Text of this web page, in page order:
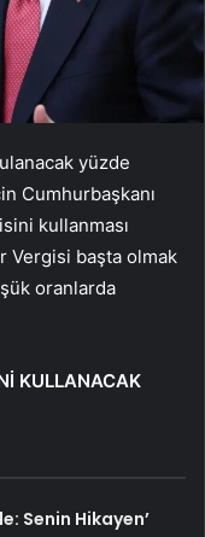
yüzde
Cumhurbaşkanı
kullanması
Vergisi başta olmak
oranlarda
KULLANACAK
Senin Hikayen’